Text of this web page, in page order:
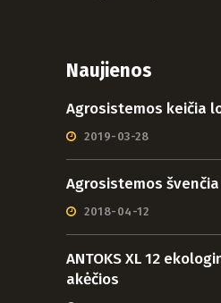
Naujienos
Agrosistemos keičia
2019-03-28
Agrosistemos
2018-04-12
ANTOKS XL 12
akėčios